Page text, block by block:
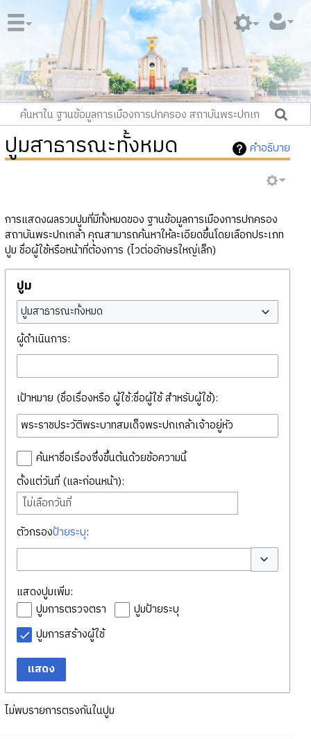
คำอธิบาย
ปูมสาธารณะทั้งหมด
การแสดงผลรวมปูมที่มีทั้งหมดของ ฐานข้อมูลการเมืองการปกครอง
สถาบันพระปกเกล้า คุณสามารถค้นหาให้ละเอียดขึ้นโดยเลือกประเภท
ปูม ชื่อผู้ใช้หรือหน้าที่ต้องการ (ไวต่ออักษรใหญ่เล็ก)
ปูม
ปูมสาธารณะทั้งหมด
ผู้ดำเนินการ:
เป้าหมาย (ชื่อเรื่องหรือ ผู้ใช้:ชื่อผู้ใช้ สำหรับผู้ใช้):
ค้นหาชื่อเรื่องซึ่งขึ้นต้นด้วยข้อความนี้
ตั้งแต่วันที่ (และก่อนหน้า):
ไม่เลือกวันที่
ตัวกรองป้ายระบุ:
สลับตัวเลือก
แสดงปูมเพิ่ม:
ปูมการตรวจตรา
ปูมป้ายระบุ
ปูมการสร้างผู้ใช้
แสดง
ไม่พบรายการตรงกันในปูม